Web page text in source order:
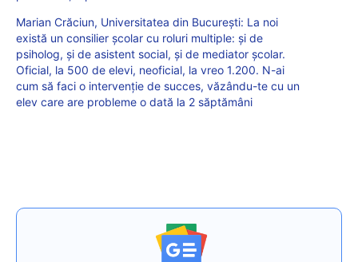
Marian Crăciun, Universitatea din București: La noi
există un consilier școlar cu roluri multiple: și de
psiholog, și de asistent social, și de mediator școlar.
Oficial, la 500 de elevi, neoficial, la vreo 1.200. N-ai
cum să faci o intervenție de succes, văzându-te cu un
elev care are probleme o dată la 2 săptămâni